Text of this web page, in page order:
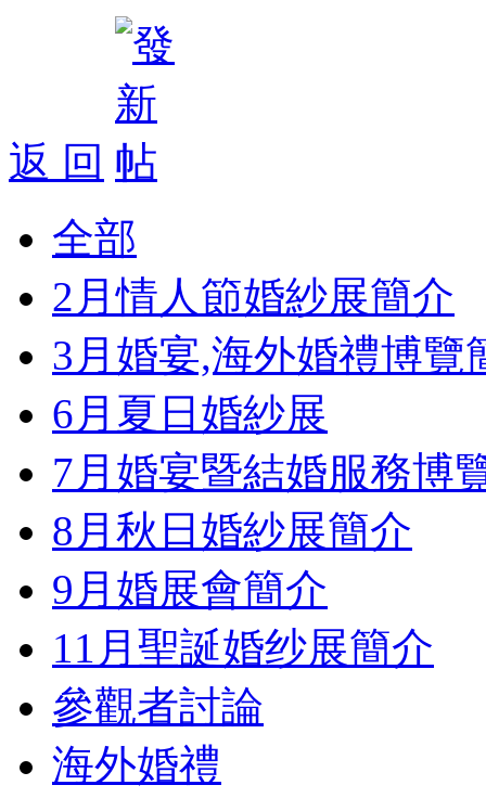
返 回
全部
2月情人節婚紗展簡介
3月婚宴,海外婚禮博覽
6月夏日婚紗展
7月婚宴暨結婚服務博
8月秋日婚紗展簡介
9月婚展會簡介
11月聖誕婚纱展簡介
參觀者討論
海外婚禮